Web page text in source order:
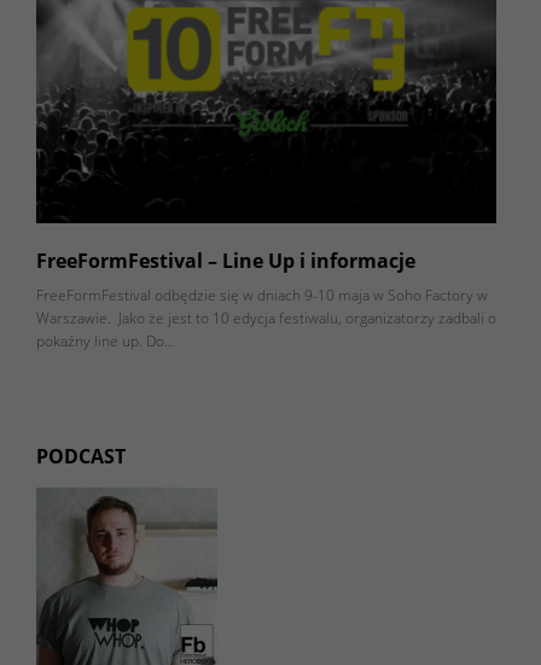
FreeFormFestival – Line Up i informacje
FreeFormFestival odbędzie się w dniach 9-10 maja w Soho Factory w
Warszawie. Jako że jest to 10 edycja festiwalu, organizatorzy zadbali o
pokaźny line up. Do…
PODCAST